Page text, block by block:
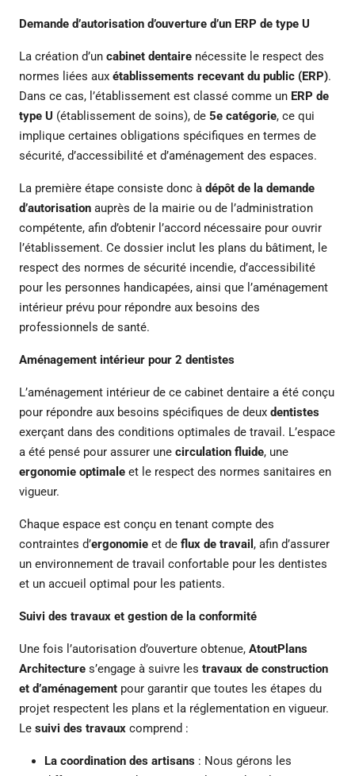
Demande d’autorisation d’ouverture d’un ERP de type U
La création d’un cabinet dentaire nécessite le respect des
normes liées aux établissements recevant du public (ERP).
Dans ce cas, l’établissement est classé comme un ERP de
type U (établissement de soins), de 5e catégorie, ce qui
implique certaines obligations spécifiques en termes de
sécurité, d’accessibilité et d’aménagement des espaces.
La première étape consiste donc à dépôt de la demande
d’autorisation auprès de la mairie ou de l’administration
compétente, afin d’obtenir l’accord nécessaire pour ouvrir
l’établissement. Ce dossier inclut les plans du bâtiment, le
respect des normes de sécurité incendie, d’accessibilité
pour les personnes handicapées, ainsi que l’aménagement
intérieur prévu pour répondre aux besoins des
professionnels de santé.
Aménagement intérieur pour 2 dentistes
L’aménagement intérieur de ce cabinet dentaire a été conçu
pour répondre aux besoins spécifiques de deux dentistes
exerçant dans des conditions optimales de travail. L’espace
a été pensé pour assurer une circulation fluide, une
ergonomie optimale et le respect des normes sanitaires en
vigueur.
Chaque espace est conçu en tenant compte des
contraintes d’ergonomie et de flux de travail , afin d’assurer
un environnement de travail confortable pour les dentistes
et un accueil optimal pour les patients.
Suivi des travaux et gestion de la conformité
Une fois l’autorisation d’ouverture obtenue, AtoutPlans
Architecture s’engage à suivre les travaux de construction
et d’aménagement pour garantir que toutes les étapes du
projet respectent les plans et la réglementation en vigueur.
Le suivi des travaux comprend :
La coordination des artisans : Nous gérons les